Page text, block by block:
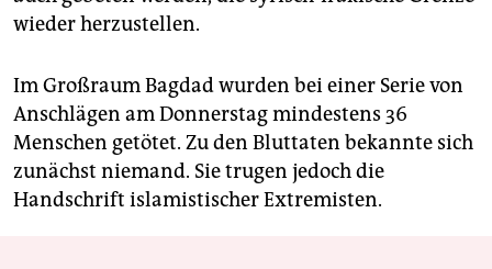
wieder herzustellen.
Im Großraum Bagdad wurden bei einer Serie von
Anschlägen am Donnerstag mindestens 36
Menschen getötet. Zu den Bluttaten bekannte sich
zunächst niemand. Sie trugen jedoch die
Handschrift islamistischer Extremisten.